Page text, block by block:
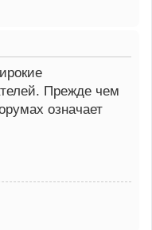
Прежде чем
означает